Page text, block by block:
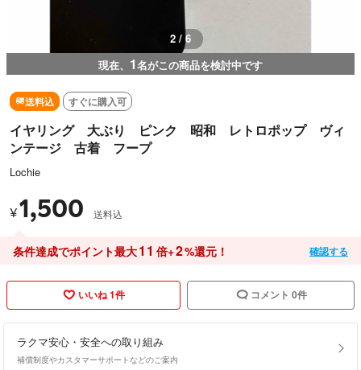
2 / 6
現在、 1名がこの商品を検討中です
送料込 すぐに購入可
イヤリング 大ぶり ピンク 昭和 レトロポップ ヴィ
ンテージ 古着 フープ
Lochie
¥1,500 送料込
条件達成でポイント最大11 倍+2%還元！ 確認する
いいね 1件 コメント 0件
ラクマ安心・安全への取り組み
補償制度やカスタマーサポートなどのご案内